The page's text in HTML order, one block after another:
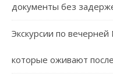
документы без
Экскурсии по
которые оживают